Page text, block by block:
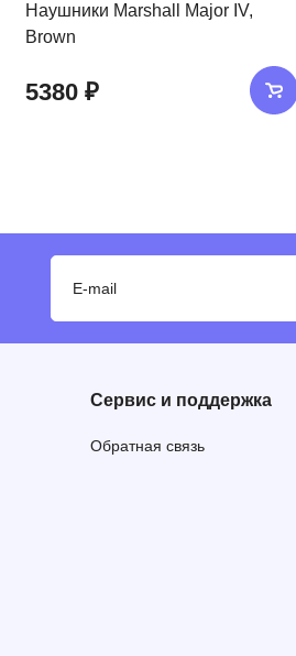
Наушники Marshall Major IV,
Brown
5380 ₽
Сервис и поддержка
Обратная связь